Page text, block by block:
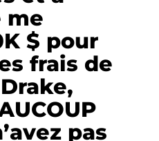
me
$ pour
frais de
pas